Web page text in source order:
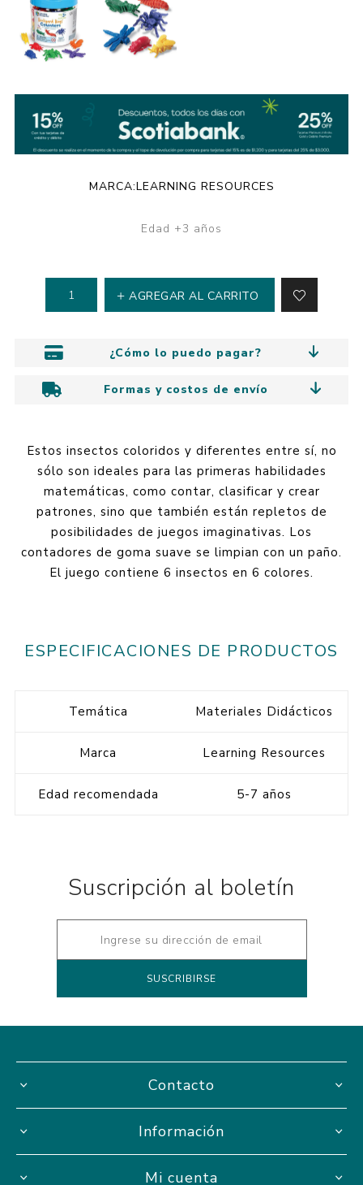
MARCA:LEARNING RESOURCES
Edad +3 años
AGREGAR AL CARRITO
¿Cómo lo puedo pagar?
Formas y costos de envío
Estos insectos coloridos y diferentes entre sí, no
sólo son ideales para las primeras habilidades
matemáticas, como contar, clasificar y crear
patrones, sino que también están repletos de
posibilidades de juegos imaginativas. Los
contadores de goma suave se limpian con un paño.
El juego contiene 6 insectos en 6 colores.
ESPECIFICACIONES DE PRODUCTOS
Temática Materiales Didácticos
Marca Learning Resources
Edad recomendada 5-7 años
Suscripción al boletín
Contacto
Información
Mi cuenta